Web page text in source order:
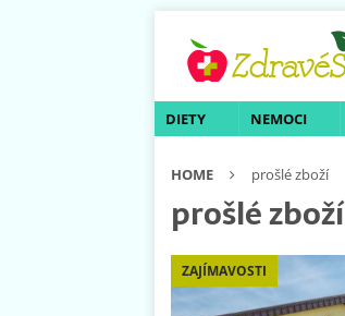
DIETY NEMOCI
HOME prošlé zboží
prošlé zboží
ZAJÍMAVOSTI